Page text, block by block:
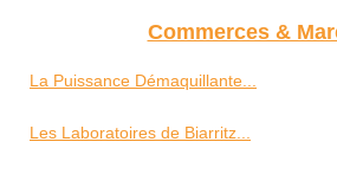
Commerces &
La Puissance Démaquillante...
Les Laboratoires de Biarritz...